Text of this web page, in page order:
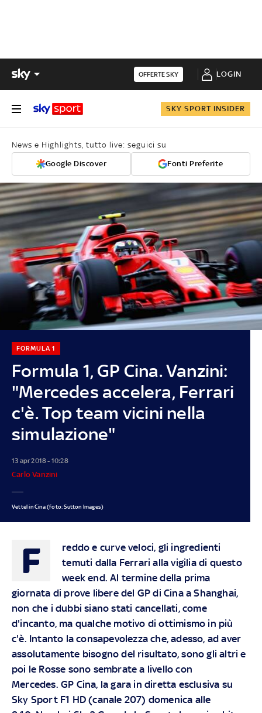
OFFERTE SKY LOGIN
SKY SPORT INSIDER
News e Highlights, tutto live: seguici su
Google Discover Fonti Preferite
Formula 1, GP Cina. Vanzini:
"Mercedes accelera, Ferrari
c'è. Top team vicini nella
simulazione"
FORMULA 1
13 apr 2018 - 10:28
Carlo Vanzini
Vettel in Cina (foto: Sutton Images)
F
reddo e curve veloci, gli ingredienti
temuti dalla Ferrari alla vigilia di questo
week end. Al termine della prima
giornata di prove libere del GP di Cina a Shanghai,
non che i dubbi siano stati cancellati, come
d'incanto, ma qualche motivo di ottimismo in più
c'è. Intanto la consapevolezza che, adesso, ad aver
assolutamente bisogno del risultato, sono gli altri e
poi le Rosse sono sembrate a livello con
Mercedes. GP Cina, la gara in diretta esclusiva su
Sky Sport F1 HD (canale 207) domenica alle